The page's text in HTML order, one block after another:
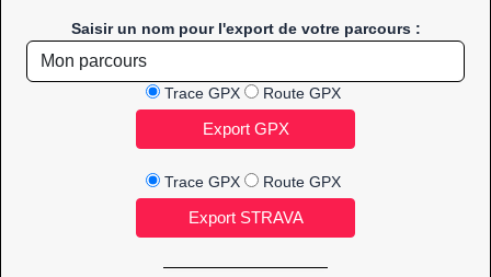
Saisir un nom pour l'export de votre parcours :
Trace GPX Route GPX
Trace GPX Route GPX